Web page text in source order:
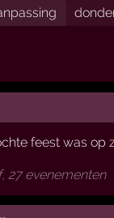
feest was op
27 evenementen